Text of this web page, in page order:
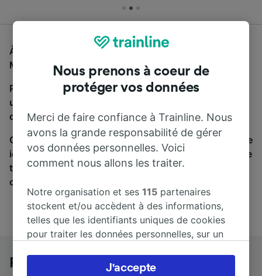
À la recherche d'un bus de Paris Austerlitz à
Montélimar, vous êtes au bon endroit.
Pour trouver des billets de bus, lancez simplement
une recherche ci-dessus. Nous comparons les temps
de trajets et les prix des voyages, en train et en bus.
Qu’importe votre destination, votre voyage commence
ici. Nous collaborons avec plus de 170 compagnies de
train et de bus. Consultez et achetez vos billets sur
cette page.
Paris Austerlitz à Montélimar en bus
Nous prenons à coeur de
protéger vos données
Merci de faire confiance à Trainline. Nous
avons la grande responsabilité de gérer
vos données personnelles. Voici
comment nous allons les traiter.
Notre organisation et ses115 partenaires
stockent et/ou accèdent à des informations,
telles que les identifiants uniques de cookies
pour traiter les données personnelles, sur un
préférences, notamment en exerçant votre
J'accepte